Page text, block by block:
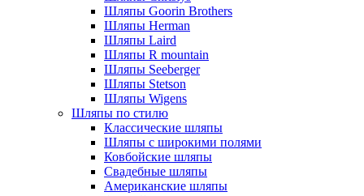
Шляпы Goorin Brothers
Шляпы Herman
Шляпы Laird
Шляпы R mountain
Шляпы Seeberger
Шляпы Stetson
Шляпы Wigens
Шляпы по стилю
Классические шляпы
Шляпы с широкими полями
Ковбойские шляпы
Свадебные шляпы
Американские шляпы